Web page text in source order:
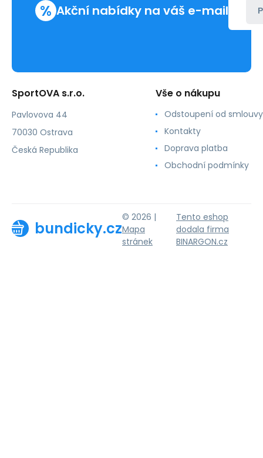
% Akční nabídky na váš e-mail
SportOVA s.r.o.
Pavlovova 44
70030 Ostrava
Česká Republika
Vše o nákupu
Odstoupení od smlouvy
Kontakty
Doprava platba
Obchodní podmínky
bundicky.cz
© 2026 |
Mapa
stránek
Tento eshop
dodala firma
BINARGON.cz